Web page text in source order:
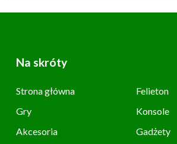
Na skróty
Strona główna
Felieton
Gry
Konsole
Akcesoria
Gadżety